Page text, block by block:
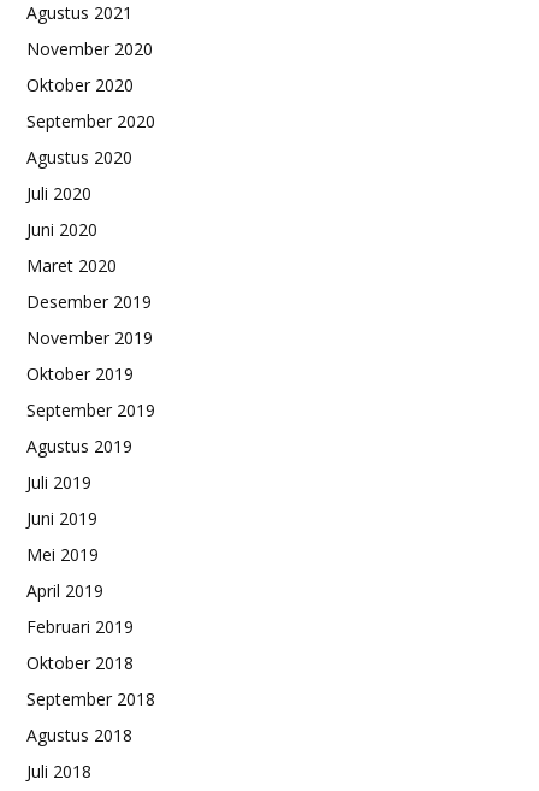
Agustus 2021
November 2020
Oktober 2020
September 2020
Agustus 2020
Juli 2020
Juni 2020
Maret 2020
Desember 2019
November 2019
Oktober 2019
September 2019
Agustus 2019
Juli 2019
Juni 2019
Mei 2019
April 2019
Februari 2019
Oktober 2018
September 2018
Agustus 2018
Juli 2018